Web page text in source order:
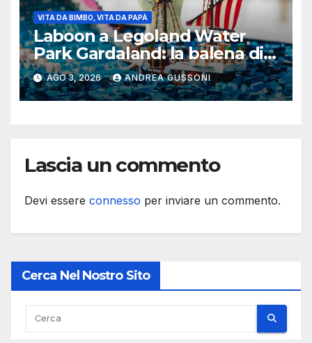
VITA DA BIMBO, VITA DA PAPÀ
Laboon a Legoland Water
Park Gardaland: la balena di
One Piece arriva in formato
Lego
AGO 3, 2026 ANDREA GUSSONI
Lascia un commento
Devi essere connesso per inviare un commento.
Cerca Nel Nostro Sito